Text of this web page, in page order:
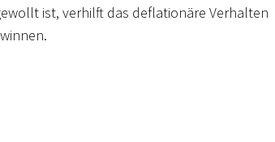
ist, verhilft das deflationäre Verhalten